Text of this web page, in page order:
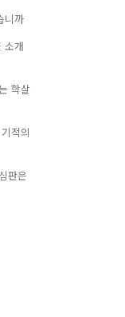
니까
소개
학살
적의
판은